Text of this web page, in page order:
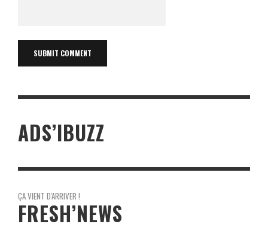
ADS’IBUZZ
ÇA VIENT D'ARRIVER !
FRESH’NEWS